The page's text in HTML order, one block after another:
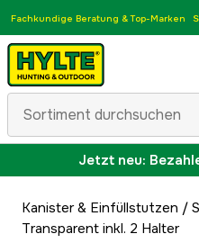
Fachkundige Beratung & Top-Marken
Jetzt neu:
Kanister & Einfüllstutzen /
Transparent inkl. 2 Halter